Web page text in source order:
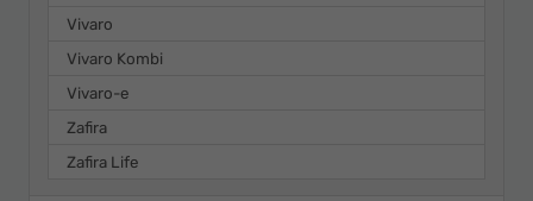
Vivaro
Vivaro Kombi
Vivaro-e
Zafira
Zafira Life